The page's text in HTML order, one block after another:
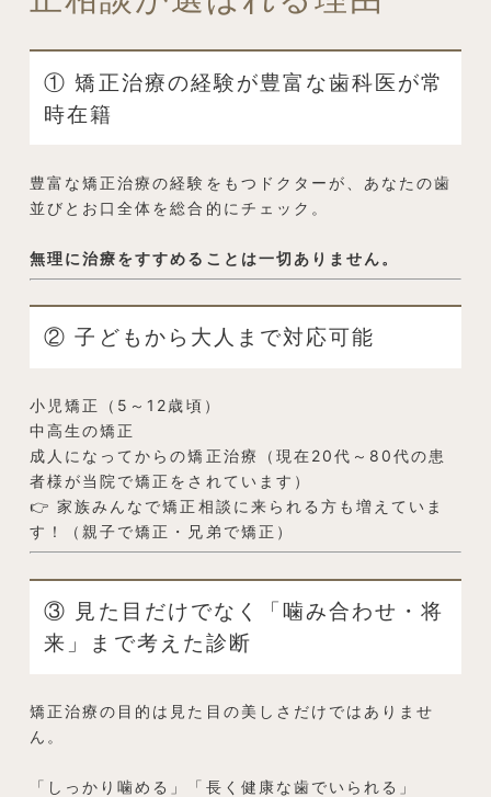
① 矯正治療の経験が豊富な歯科医が常
時在籍
豊富な矯正治療の経験をもつドクターが、あなたの歯
並びとお口全体を総合的にチェック。
無理に治療をすすめることは一切ありません。
② 子どもから大人まで対応可能
小児矯正（5～12歳頃）
中高生の矯正
成人になってからの矯正治療（現在20代～80代の患
者様が当院で矯正をされています）
👉 家族みんなで矯正相談に来られる方も増えていま
す！（親子で矯正・兄弟で矯正）
③ 見た目だけでなく「噛み合わせ・将
来」まで考えた診断
矯正治療の目的は見た目の美しさだけではありませ
ん。
「しっかり噛める」「長く健康な歯でいられる」